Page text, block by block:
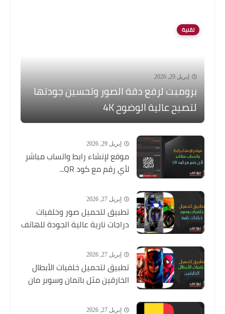
تقنية
إبريل 29, 2026
برومبت لرفع دقة الصور وتحسين جودتها
لتصبح عالية الوضوح 4K
إبريل 29, 2026
موقع لإنشاء رابط واتساب مباشر
لأي رقم مع كود QR...
إبريل 27, 2026
تطبيق لتحميل صور وخلفيات
دراجات نارية عالية الجودة للهاتف
إبريل 27, 2026
تطبيق لتحميل خلفيات الأبطال
الخارقين مثل باتمان وسوبر مان
إبريل 27, 2026